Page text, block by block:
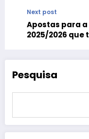
Moraes
Next post
Apostas para a
2025/2026
Pesquisa